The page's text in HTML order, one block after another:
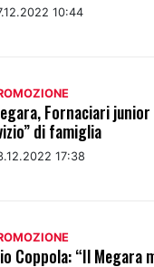
10:44
Fornaciari
di famiglia
17:38
Coppola: “Il Megara